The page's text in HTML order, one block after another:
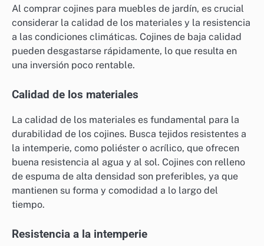
Al comprar cojines para muebles de jardín, es crucial
considerar la calidad de los materiales y la resistencia
a las condiciones climáticas. Cojines de baja calidad
pueden desgastarse rápidamente, lo que resulta en
una inversión poco rentable.
Calidad de los materiales
La calidad de los materiales es fundamental para la
durabilidad de los cojines. Busca tejidos resistentes a
la intemperie, como poliéster o acrílico, que ofrecen
buena resistencia al agua y al sol. Cojines con relleno
de espuma de alta densidad son preferibles, ya que
mantienen su forma y comodidad a lo largo del
tiempo.
Resistencia a la intemperie